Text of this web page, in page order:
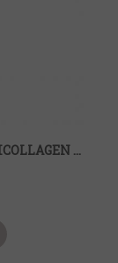
TẾ BÀO GỐC ĐIỀU TRỊ SẸO LÕM RỖ JUVICOLLAGEN PLUS 2ML